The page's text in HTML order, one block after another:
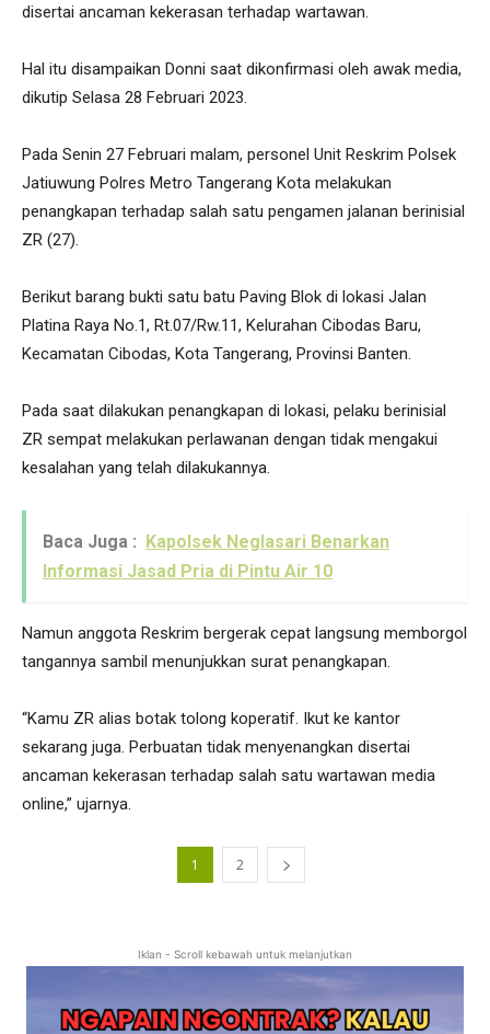
disertai ancaman kekerasan terhadap wartawan.
Hal itu disampaikan Donni saat dikonfirmasi oleh awak media,
dikutip Selasa 28 Februari 2023.
Pada Senin 27 Februari malam, personel Unit Reskrim Polsek
Jatiuwung Polres Metro Tangerang Kota melakukan
penangkapan terhadap salah satu pengamen jalanan berinisial
ZR (27).
Berikut barang bukti satu batu Paving Blok di lokasi Jalan
Platina Raya No.1, Rt.07/Rw.11, Kelurahan Cibodas Baru,
Kecamatan Cibodas, Kota Tangerang, Provinsi Banten.
Pada saat dilakukan penangkapan di lokasi, pelaku berinisial
ZR sempat melakukan perlawanan dengan tidak mengakui
kesalahan yang telah dilakukannya.
Baca Juga : Kapolsek Neglasari Benarkan
Informasi Jasad Pria di Pintu Air 10
Namun anggota Reskrim bergerak cepat langsung memborgol
tangannya sambil menunjukkan surat penangkapan.
“Kamu ZR alias botak tolong koperatif. Ikut ke kantor
sekarang juga. Perbuatan tidak menyenangkan disertai
ancaman kekerasan terhadap salah satu wartawan media
online,” ujarnya.
1 2
Iklan - Scroll kebawah untuk melanjutkan